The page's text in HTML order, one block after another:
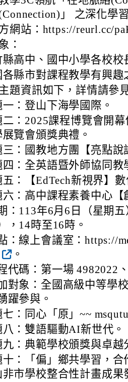
」 之深化學
網站：https://reurl.cc/
：
縣高中、國中小學各校校
各縣市對課程教學有興
題資訊如下，詳情請參
一：登山下海學國際。
二：2025課程博覽會開
覽會頒獎典禮。
三：國教地方團【亮點說
四：全英語暨外師協同教
五：【EdTech新視界】
六：高中課程素養中心
：113年6月6日（星期
，14時至16時。
：線上會議室：https://
。
代碼：第一場 4982022
對象：全國高級中等學
躍參與。
七：同心「原」~~
八：雙語驅動AI新世代。
九：典範學校頒獎與卓
十：「偏」鄉共學習，
非市學校整合性計畫成果